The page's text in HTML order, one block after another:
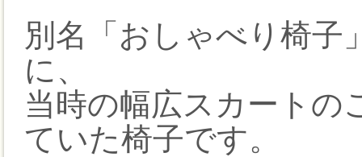
別名「おしゃべり椅子
に、
当時の幅広スカートの
ていた椅子です。